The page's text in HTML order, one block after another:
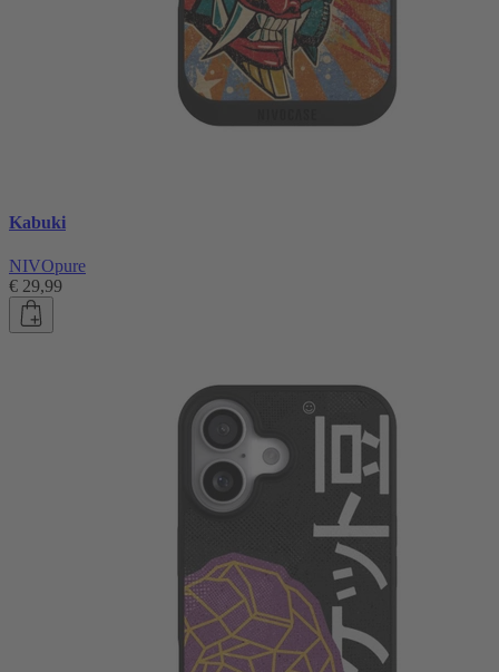
Kabuki
NIVOpure
€ 29,99